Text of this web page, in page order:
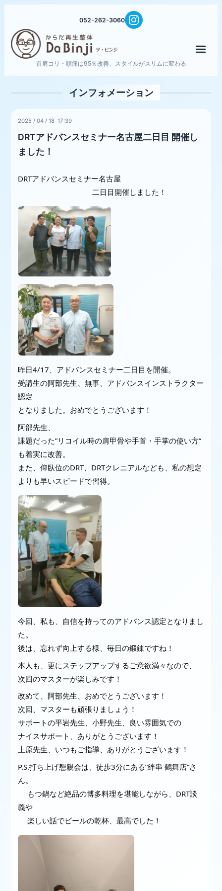
052-262-3060
首肩コリ・頭痛は95％改善、スタイルがスリムに変わる
インフォメーション
2025 /04 /18 17:39
DRTアドバンスセミナー名古屋二日目 開催し
ました！
DRTアドバンスセミナー名古屋
二日目開催しました！
昨日4/17、アドバンスセミナー二日目を開催。
受講生の阿部先生、無事、アドバンスインストラクター
認定
となりました。おめでとうございます！
阿部先生、
課題だった”リコイル時の肩甲骨や手首・手掌の使い方”
も着実に改善。
また、仰臥位のDRT、DRTクレニアルなども、私の想定
よりも早いスピードで習得。
今回、私も、自信を持ってのアドバンス認定となりまし
た。
後は、忘れず向上する様、毎日の鍛錬ですね！
本人も、更にステップアップするご意欲満々なので、
次回のマスターが楽しみです！
改めて、阿部先生、おめでとうございます！
次回、マスターも頑張りましょう！
サポートの平岩先生、小野先生、良い雰囲気での
ナイスサポート、ありがとうございます！
上原先生、いつもご指導、ありがとうございます！
P.S.打ち上げ懇親会は、徒歩3分にある”絆串 鶴舞店”さ
ん。
もつ鍋など絶品の博多料理を堪能しながら、DRT談
義や
楽しい話でビールの乾杯、最高でした！